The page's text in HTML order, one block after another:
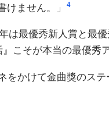
ません。」
4
は最優秀新人賞と最
こそが本当の最優秀
かけて金曲獎のス